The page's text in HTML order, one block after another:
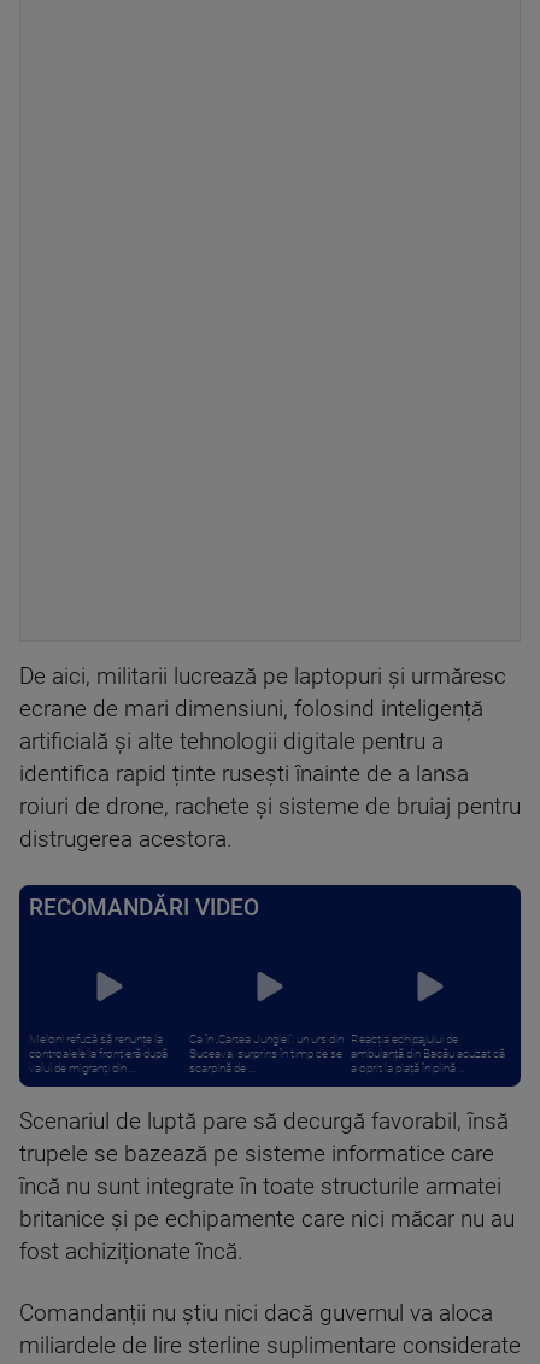
De aici, militarii lucrează pe laptopuri și urmăresc
ecrane de mari dimensiuni, folosind inteligență
artificială și alte tehnologii digitale pentru a
identifica rapid ținte rusești înainte de a lansa
roiuri de drone, rachete și sisteme de bruiaj pentru
distrugerea acestora.
RECOMANDĂRI VIDEO
Meloni refuză să renunțe la
controalele la frontieră după
valul de migranți din ...
Ca în „Cartea Junglei”: un urs din
Suceava, surprins în timp ce se
scarpină de ...
Reacția echipajului de
ambulanță din Bacău acuzat că
a oprit la piață în plină ...
Scenariul de luptă pare să decurgă favorabil, însă
trupele se bazează pe sisteme informatice care
încă nu sunt integrate în toate structurile armatei
britanice și pe echipamente care nici măcar nu au
fost achiziționate încă.
Comandanții nu știu nici dacă guvernul va aloca
miliardele de lire sterline suplimentare considerate